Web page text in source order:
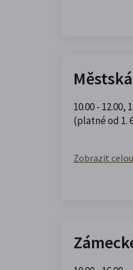
10.00 - 12.00,
(platné od 1.
Zobrazit